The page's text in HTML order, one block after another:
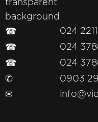
☎ 024
☎ 024
☎
024
✆
0903
✉